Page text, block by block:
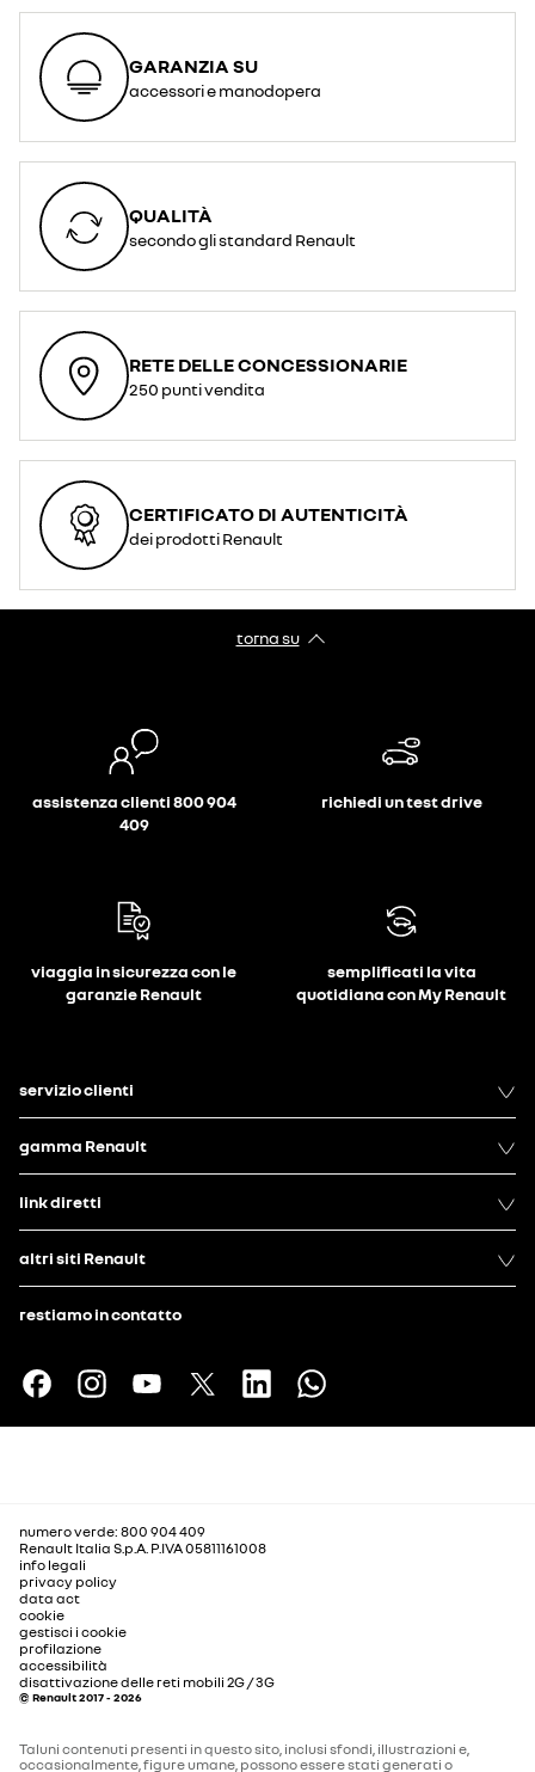
GARANZIA SU
accessori e manodopera
QUALITÀ
secondo gli standard Renault
RETE DELLE CONCESSIONARIE
250 punti vendita
CERTIFICATO DI AUTENTICITÀ
dei prodotti Renault
torna su
assistenza clienti 800 904
409
richiedi un test drive
viaggia in sicurezza con le
garanzie Renault
semplificati la vita
quotidiana con My Renault
servizio clienti
gamma Renault
link diretti
altri siti Renault
restiamo in contatto
numero verde: 800 904 409
Renault Italia S.p.A. P.IVA 05811161008
info legali
privacy policy
data act
cookie
gestisci i cookie
profilazione
accessibilità
disattivazione delle reti mobili 2G / 3G
© Renault 2017 - 2026
Taluni contenuti presenti in questo sito, inclusi sfondi, illustrazioni e,
occasionalmente, figure umane, possono essere stati generati o